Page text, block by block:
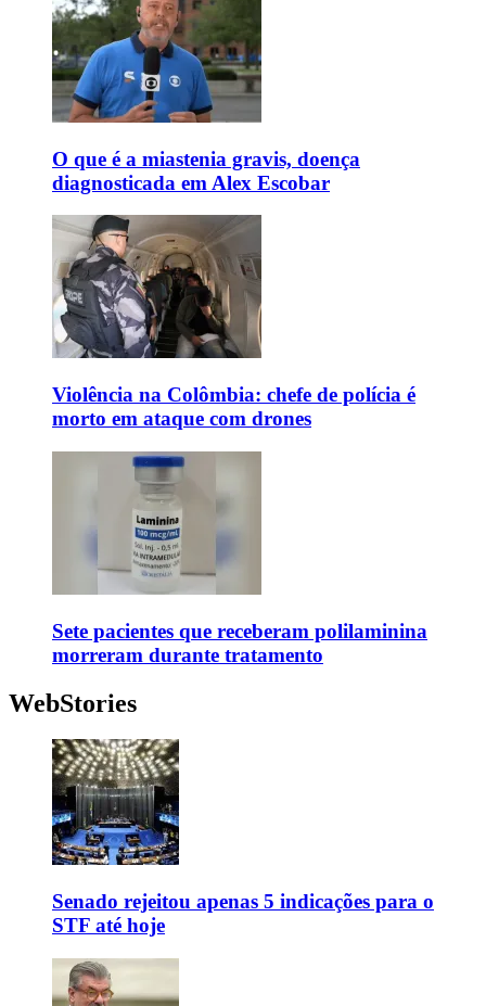
O que é a miastenia gravis, doença
diagnosticada em Alex Escobar
Violência na Colômbia: chefe de polícia é
morto em ataque com drones
Sete pacientes que receberam polilaminina
morreram durante tratamento
WebStories
Senado rejeitou apenas 5 indicações para o
STF até hoje